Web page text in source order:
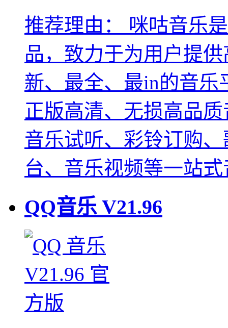
推荐理由：
咪咕音乐
品，致力于为用户提
新、最全、最in的音乐
正版高清、无损高品
音乐试听、彩铃订购
台、音乐视频等一站式
QQ音乐 V21.96